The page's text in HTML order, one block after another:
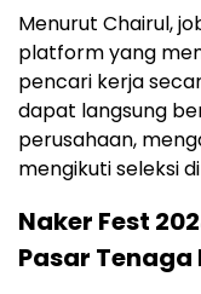
Menurut Chairul,
platform yang
pencari kerja
dapat langsung
perusahaan,
mengikuti seleksi
Naker Fest
Pasar